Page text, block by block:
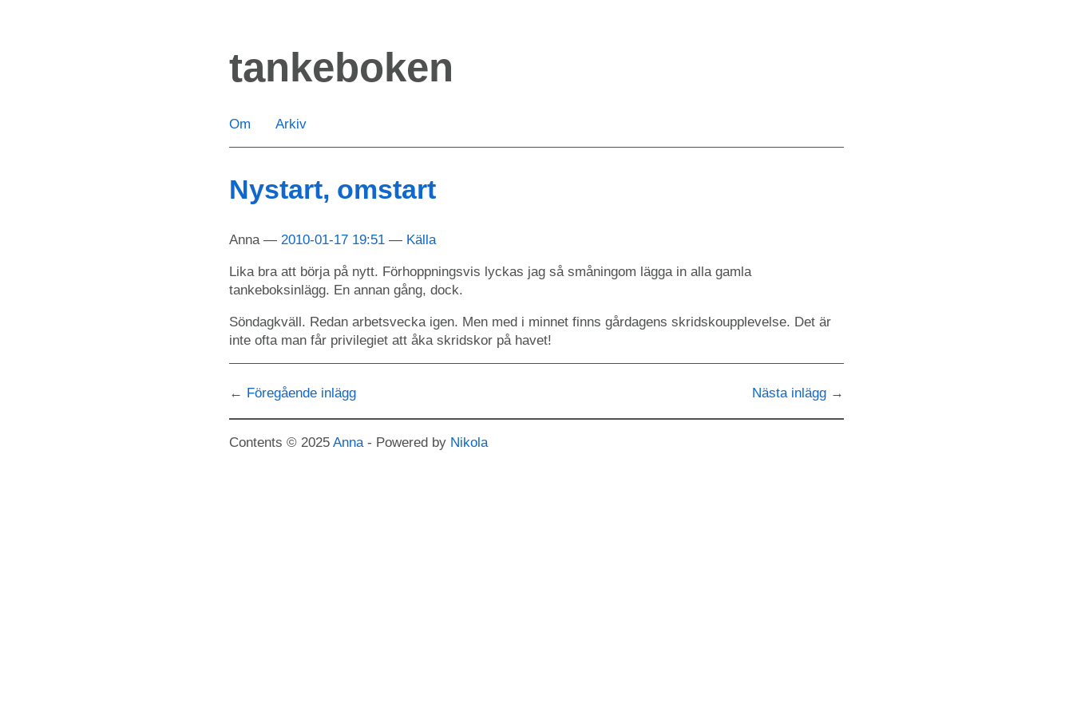
tankeboken
Om Arkiv
Nystart, omstart
Anna 2010-01-17 19:51 Källa
Lika bra att börja på nytt. Förhoppningsvis lyckas jag så småningom lägga in alla gamla
tankeboksinlägg. En annan gång, dock.
Söndagkväll. Redan arbetsvecka igen. Men med i minnet finns gårdagens skridskoupplevelse. Det är
inte ofta man får privilegiet att åka skridskor på havet!
Föregående inlägg Nästa inlägg
Contents © 2025 Anna - Powered by Nikola